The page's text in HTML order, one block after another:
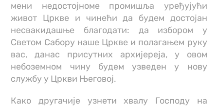
мени недостојноме промишља уређујући
живот Цркве и чинећи да будем достојан
несвакидашње благодати: да избором у
Светом Сабору наше Цркве и полагањем руку
вас, данас присутних архијереја, у овом
небоземном чину будем узведен у нову
службу у Цркви Његовој.
Како другачије узнети хвалу Господу на